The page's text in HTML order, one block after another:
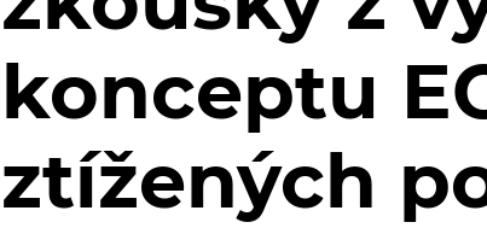
konceptu
ztížených